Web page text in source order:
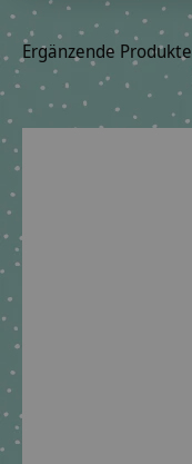
Ergänzende Produkte
Carousel items